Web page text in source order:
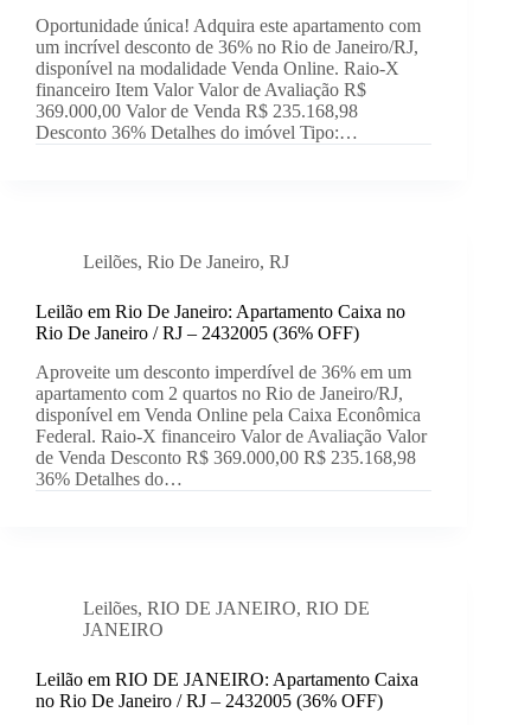
Oportunidade única! Adquira este apartamento com
um incrível desconto de 36% no Rio de Janeiro/RJ,
disponível na modalidade Venda Online. Raio-X
financeiro Item Valor Valor de Avaliação R$
369.000,00 Valor de Venda R$ 235.168,98
Desconto 36% Detalhes do imóvel Tipo:…
Leilões, Rio De Janeiro, RJ
Leilão em Rio De Janeiro: Apartamento Caixa no
Rio De Janeiro / RJ – 2432005 (36% OFF)
Aproveite um desconto imperdível de 36% em um
apartamento com 2 quartos no Rio de Janeiro/RJ,
disponível em Venda Online pela Caixa Econômica
Federal. Raio-X financeiro Valor de Avaliação Valor
de Venda Desconto R$ 369.000,00 R$ 235.168,98
36% Detalhes do…
Leilões, RIO DE JANEIRO, RIO DE
JANEIRO
Leilão em RIO DE JANEIRO: Apartamento Caixa
no Rio De Janeiro / RJ – 2432005 (36% OFF)